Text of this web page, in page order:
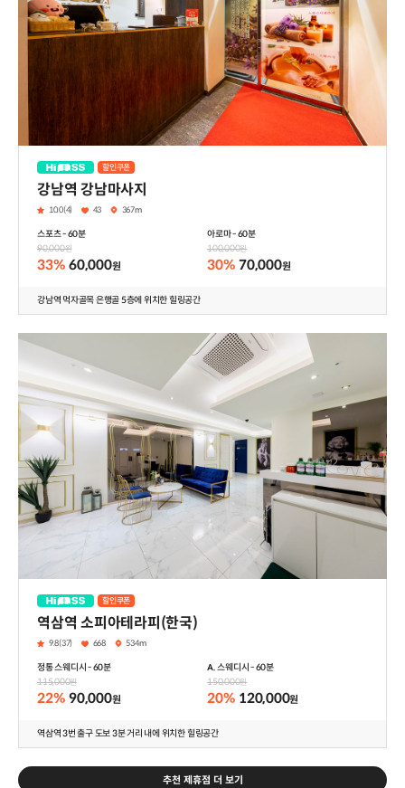
할인쿠폰
강남역 강남마사지
10.0(4) 43 367m
스포츠 - 60분
90,000원
33% 60,000원
아로마 - 60분
100,000원
30% 70,000원
강남역 먹자골목 은행골 5층에 위치한 힐링공간
할인쿠폰
역삼역 소피아테라피(한국)
9.8(37) 668 534m
정통 스웨디시 - 60분
115,000원
22% 90,000원
A. 스웨디시 - 60분
150,000원
20% 120,000원
역삼역 3번 출구 도보 3분 거리 내에 위치한 힐링공간
추천 제휴점 더 보기